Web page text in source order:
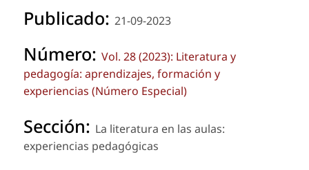
Publicado: 21-09-2023
Número: Vol. 28 (2023): Literatura y
pedagogía: aprendizajes, formación y
experiencias (Número Especial)
Sección: La literatura en las aulas:
experiencias pedagógicas